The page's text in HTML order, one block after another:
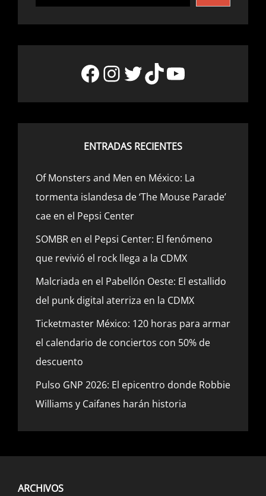
Facebook
Instagram
Twitter
TikTok
YouTube
ENTRADAS RECIENTES
Of Monsters and Men en México: La
tormenta islandesa de ‘The Mouse Parade’
cae en el Pepsi Center
SOMBR en el Pepsi Center: El fenómeno
que revivió el rock llega a la CDMX
Malcriada en el Pabellón Oeste: El estallido
del punk digital aterriza en la CDMX
Ticketmaster México: 120 horas para armar
el calendario de conciertos con 50% de
descuento
Pulso GNP 2026: El epicentro donde Robbie
Williams y Caifanes harán historia
ARCHIVOS